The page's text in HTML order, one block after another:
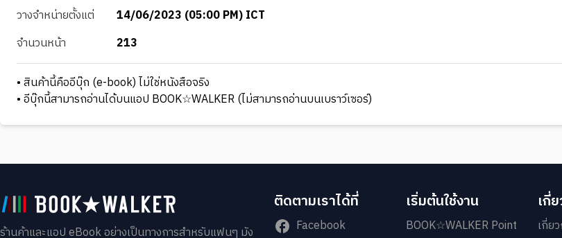
วางจำหน่ายตั้งแต่
14/06/2023 (05:00 PM) ICT
จำนวนหน้า
213
• สินค้านี้คืออีบุ๊ก (e-book) ไม่ใช่หนังสือจริง
• อีบุ๊กนี้สามารถอ่านได้บนแอป BOOK☆WALKER (ไม่สามารถอ่านบนเบราว์เซอร์)
ร้านค้าและแอป eBook อย่างเป็นทางการสำหรับแฟนๆ มัง
ติดตามเราได้ที่
Facebook
เริ่มต้นใช้งาน
BOOK☆WALKER Point
เกี่
เกี่ย